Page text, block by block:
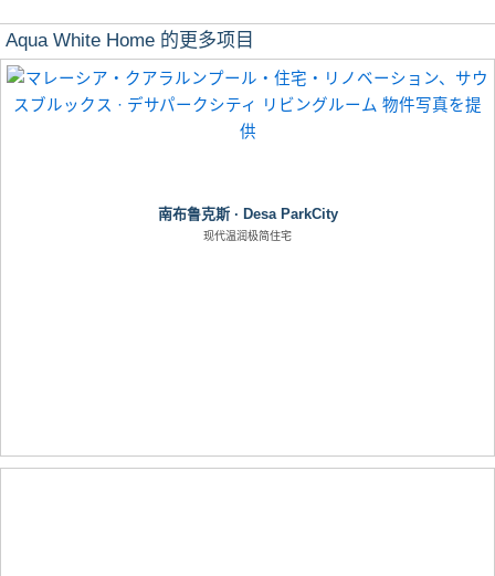
Aqua White Home 的更多项目
南布鲁克斯 · Desa ParkCity
现代温润极简住宅